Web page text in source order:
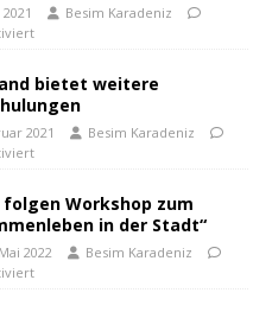
Besim Karadeniz
bietet weitere
2021
Besim Karadeniz
Workshop zum
in der Stadt“
2022
Besim Karadeniz